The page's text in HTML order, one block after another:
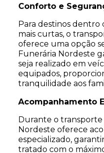
Conforto e
Para destinos dentro
mais curtas, o
oferece uma opção
Funerária Nordeste
seja realizado em
equipados,
tranquilidade aos
Acompanhamento
Durante o transporte
Nordeste oferece
especializado,
tratado com o